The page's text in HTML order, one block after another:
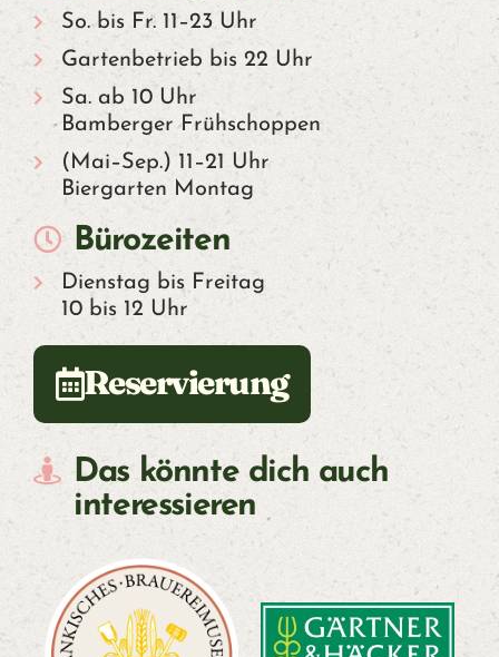
So. bis Fr. 11–23 Uhr
Gartenbetrieb bis 22 Uhr
Sa. ab 10 Uhr
Bamberger Frühschoppen
(Mai–Sep.) 11–21 Uhr
Biergarten Montag
Bürozeiten
Dienstag bis Freitag
10 bis 12 Uhr
Reservierung
Das könnte dich auch
interessieren